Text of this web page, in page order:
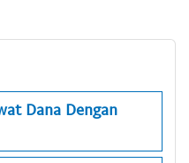
Dana Dengan